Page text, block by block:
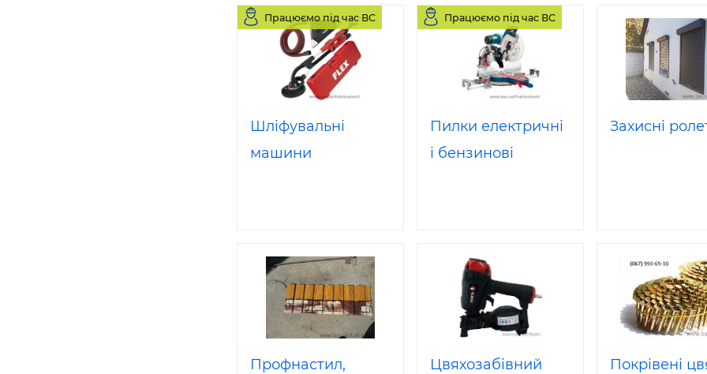
Працюємо під час ВС
Шліфувальні
машини
Працюємо під час ВС
Пилки електричні
і бензинові
Захисні
Профнастил,
Цвяхозабівний
Покрівені